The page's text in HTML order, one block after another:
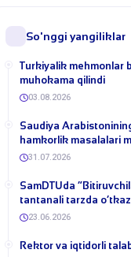
So'nggi yangiliklar
Turkiyalik mehmonlar
muhokama qilindi
03.08.2026
​Saudiya
hamkorlik masalalari
31.07.2026
​SamDTUda
tantanali tarzda
23.06.2026
​Rektor va iqtidorli